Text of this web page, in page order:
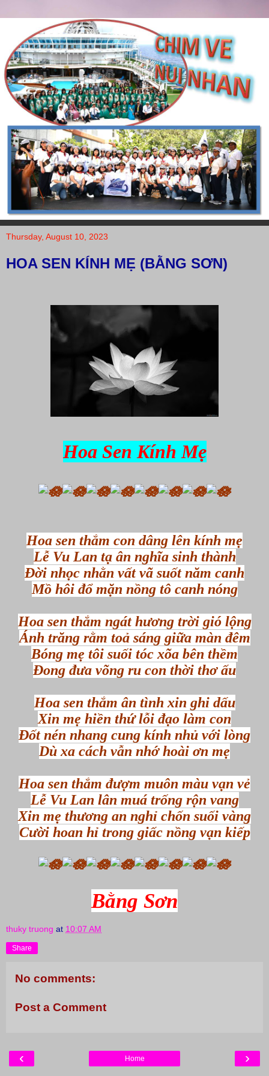
Thursday, August 10, 2023
HOA SEN KÍNH MẸ (BẰNG SƠN)
Hoa Sen Kính Mẹ
Hoa sen thắm con dâng lên kính mẹ
Lễ Vu Lan tạ ân nghĩa sinh thành
Đời nhọc nhằn vất vã suốt năm canh
Mồ hôi đổ mặn nồng tô canh nóng
Hoa sen thắm ngát hương trời gió lộng
Ánh trăng rằm toả sáng giữa màn đêm
Bóng mẹ tôi suối tóc xõa bên thềm
Đong đưa võng ru con thời thơ ấu
Hoa sen thắm ân tình xin ghi dấu
Xin mẹ hiền thứ lỗi đạo làm con
Đốt nén nhang cung kính nhủ với lòng
Dù xa cách vẫn nhớ hoài ơn mẹ
Hoa sen thắm đượm muôn màu vạn vẻ
Lễ Vu Lan lân muá trống rộn vang
Xin mẹ thương an nghỉ chốn suối vàng
Cười hoan hỉ trong giấc nồng vạn kiếp
Bằng Sơn
thuky truong at 10:07 AM
Share
No comments:
Post a Comment
‹ ›
Home